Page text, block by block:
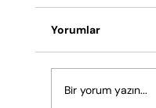
Yorumlar
Bir yorum yazın...